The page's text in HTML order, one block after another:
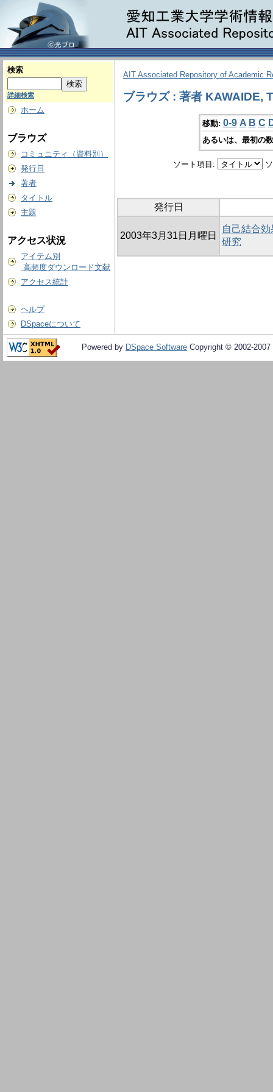
検索
詳細検索
ホーム
ブラウズ
コミュニティ（資料別）
発行日
著者
タイトル
主題
アクセス状況
アイテム別
高頻度ダウンロード文献
アクセス統計
ヘルプ
DSpaceについて
AIT Associated Repository of Academic
ブラウズ : 著者 KAWAIDE,
移動: 0-9 A B C
あるいは、最初の
ソート項目:
発行日
2003年3月31日月曜日
自己結合
研究
Powered by DSpace Software Copyright © 2002-2007